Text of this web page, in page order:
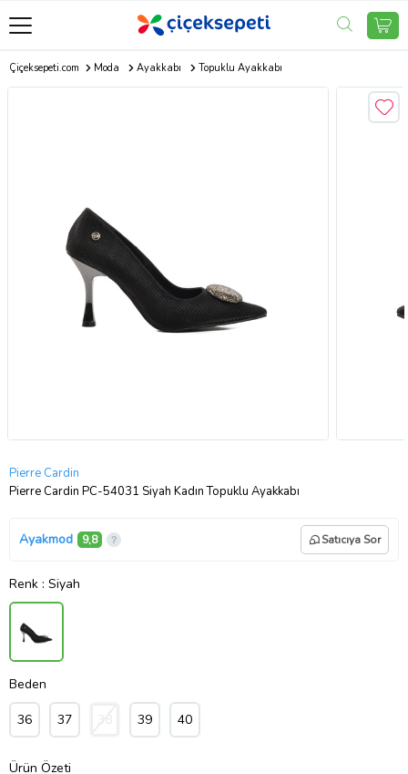
Çiçeksepeti.com Moda Ayakkabı Topuklu Ayakkabı
Pierre Cardin
Pierre Cardin PC-54031 Siyah Kadın Topuklu Ayakkabı
Ayakmod 9,8 Satıcıya Sor
Renk : Siyah
Beden
36 37 38 39 40
Ürün Özeti